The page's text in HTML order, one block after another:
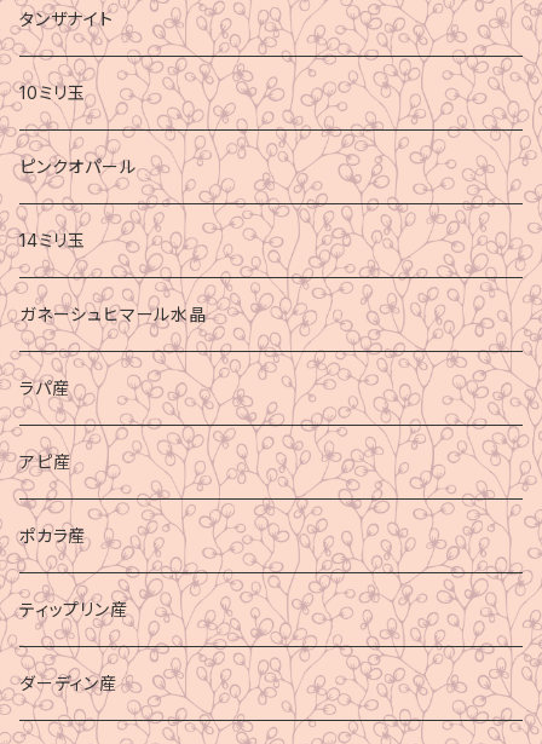
タンザナイト
10ミリ玉
ピンクオパール
14ミリ玉
ガネーシュヒマール水晶
ラパ産
アピ産
ポカラ産
ティップリン産
ダーディン産